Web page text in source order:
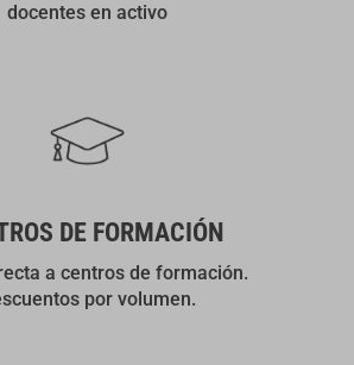
docentes en activo
DE FORMACIÓN
a centros de formación.
por volumen.